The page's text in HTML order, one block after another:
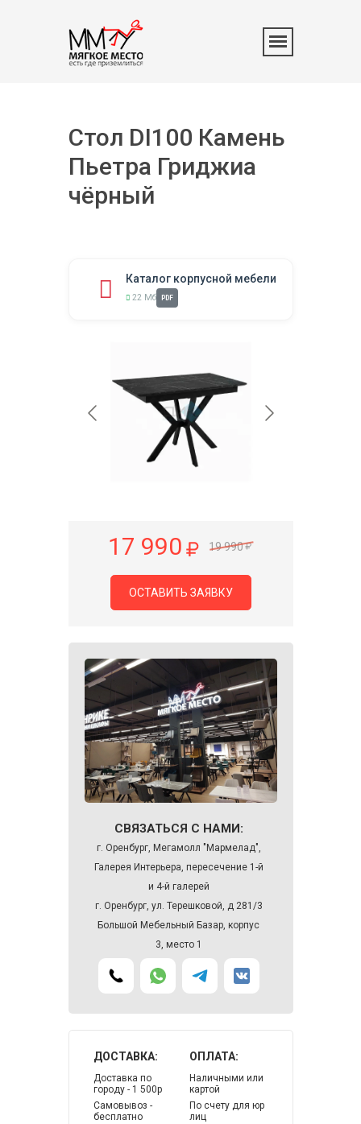
Стол DI100 Камень
Пьетра Гриджиа
чёрный
Каталог корпусной мебели
22 Мб PDF
17 990 19 990
ОСТАВИТЬ ЗАЯВКУ
СВЯЗАТЬСЯ С НАМИ:
г. Оренбург, Мегамолл "Мармелад",
Галерея Интерьера, пересечение 1-й
и 4-й галерей
г. Оренбург, ул. Терешковой, д 281/3
Большой Мебельный Базар, корпус
3, место 1
ДОСТАВКА:
Доставка по
городу - 1 500р
Самовывоз -
бесплатно
ОПЛАТА:
Наличными или
картой
По счету для юр
лиц